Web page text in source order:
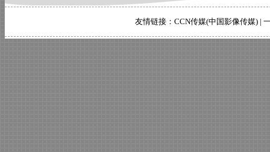
友情链接： CCN传媒(中国影像传媒) |